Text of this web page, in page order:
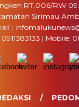
RT.006/RW
Sirimau
:
| Mobile: